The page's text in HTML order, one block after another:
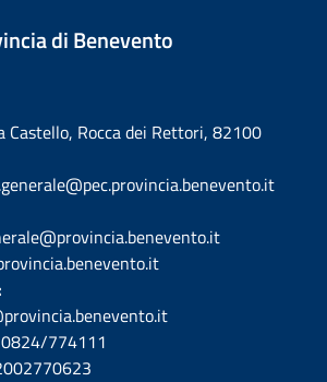
di Benevento
Castello, Rocca dei Rettori, 82100
774111